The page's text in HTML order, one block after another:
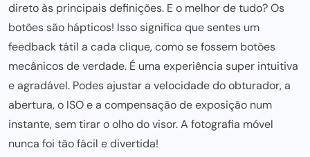
direto às principais definições. E o melhor de tudo? Os
botões são hápticos! Isso significa que sentes um
feedback tátil a cada clique, como se fossem botões
mecânicos de verdade. É uma experiência super intuitiva
e agradável. Podes ajustar a velocidade do obturador, a
abertura, o ISO e a compensação de exposição num
instante, sem tirar o olho do visor. A fotografia móvel
nunca foi tão fácil e divertida!